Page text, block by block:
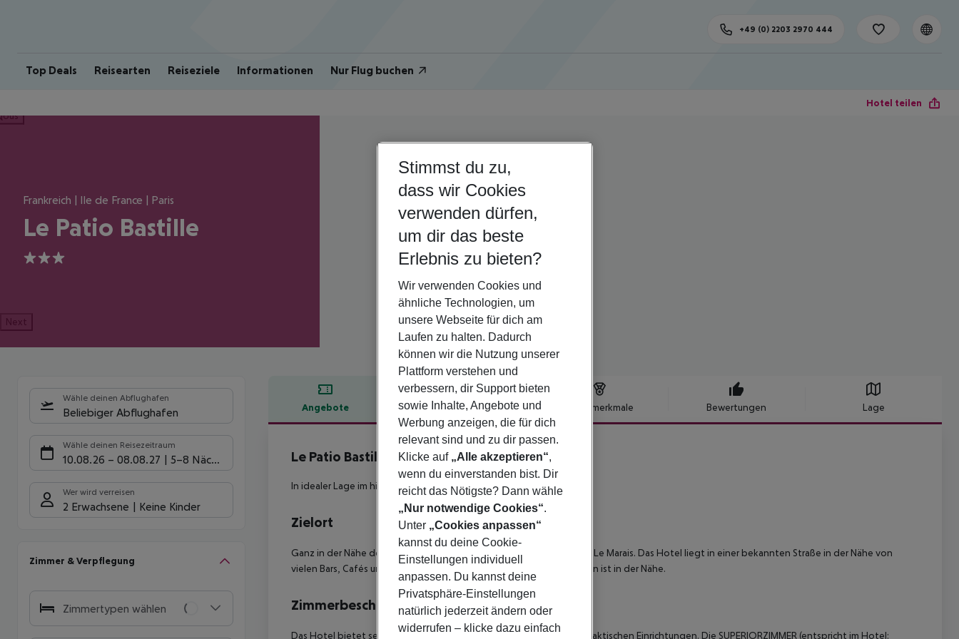
Top Deals Reisearten Reiseziele Informationen Nur Flug buchen
+49 (0) 2203 2970 444
Hotel teilen
Frankreich | Ile de France | Paris
Le Patio Bastille
3
Next
Wähle deinen Abflughafen
Beliebiger Abflughafen
Wähle deinen Reisezeitraum
10.08.26 – 08.08.27 5-8 Nächte
Wer wird verreisen
2 Erwachsene Keine Kinder
Zimmer & Verpflegung
Zimmertypen wählen
Angebote Hotelbeschreibung Hotelmerkmale Bewertungen Lage
Hotelbeschreibung
Le Patio Bastille
3
In idealer Lage im historischen Zentrum von Paris.
Zielort
Ganz in der Nähe der Bastille und in der Nähe des berühmten Bezirks Le Marais. Das Hotel liegt in einer bekannten Straße in der Nähe von
vielen Bars, Cafés und Restaurants. Die nächste Ubahn-Station Nation ist in der Nähe.
Zimmerbeschreibung
Das Hotel bietet seinen Gästen ein hohes Niveau an Komfort und praktischen Einrichtungen. Die SUPERIORZIMMER (entspricht im Hotel:
Stimmst du zu,
dass wir Cookies
verwenden dürfen,
um dir das beste
Erlebnis zu bieten?
Wir verwenden Cookies und
ähnliche Technologien, um
unsere Webseite für dich am
Laufen zu halten. Dadurch
können wir die Nutzung unserer
Plattform verstehen und
verbessern, dir Support bieten
sowie Inhalte, Angebote und
Werbung anzeigen, die für dich
relevant sind und zu dir passen.
Klicke auf „Alle akzeptieren“,
wenn du einverstanden bist. Dir
reicht das Nötigste? Dann wähle
„Nur notwendige Cookies“.
Unter „Cookies anpassen“
kannst du deine Cookie-
Einstellungen individuell
anpassen. Du kannst deine
Privatsphäre-Einstellungen
natürlich jederzeit ändern oder
widerrufen – klicke dazu einfach